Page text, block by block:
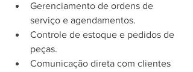
Gerenciamento de ordens de
serviço e agendamentos.
Controle de estoque e pedidos de
peças.
Comunicação direta com clientes